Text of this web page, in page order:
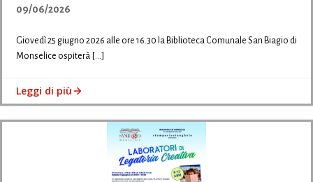
09/06/2026
Giovedì 25 giugno 2026 alle ore 16.30 la Biblioteca Comunale San Biagio di
Monselice ospiterà […]
Leggi di più